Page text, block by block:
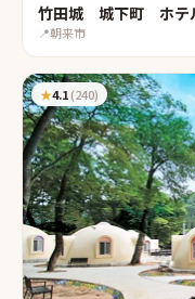
竹田城 城下町 ホテ
📍朝来市
★4.1(240)